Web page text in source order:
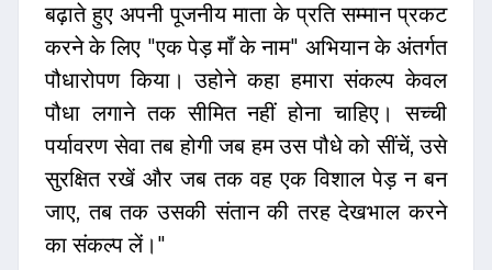
बढ़ाते हुए अपनी पूजनीय माता के प्रति सम्मान प्रकट
करने के लिए "एक पेड़ माँ के नाम" अभियान के अंतर्गत
पौधारोपण किया। उहोने कहा हमारा संकल्प केवल
पौधा लगाने तक सीमित नहीं होना चाहिए। सच्ची
पर्यावरण सेवा तब होगी जब हम उस पौधे को सींचें, उसे
सुरक्षित रखें और जब तक वह एक विशाल पेड़ न बन
जाए, तब तक उसकी संतान की तरह देखभाल करने
का संकल्प लें।"